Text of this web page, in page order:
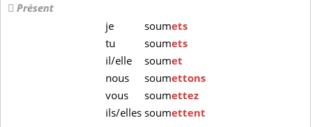
Présent
je
soumets
tu
soumets
il/elle
soumet
nous
soumettons
vous
soumettez
ils/ellessoumettent